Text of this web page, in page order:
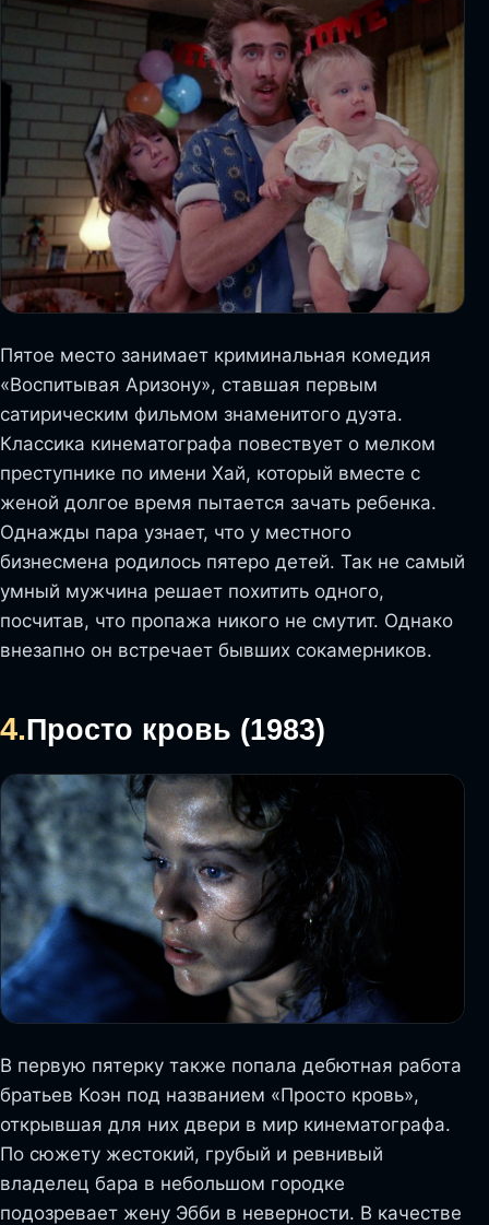
Пятое место занимает криминальная комедия
«Воспитывая Аризону», ставшая первым
сатирическим фильмом знаменитого дуэта.
Классика кинематографа повествует о мелком
преступнике по имени Хай, который вместе с
женой долгое время пытается зачать ребенка.
Однажды пара узнает, что у местного
бизнесмена родилось пятеро детей. Так не самый
умный мужчина решает похитить одного,
посчитав, что пропажа никого не смутит. Однако
внезапно он встречает бывших сокамерников.
4.Просто кровь (1983)
В первую пятерку также попала дебютная работа
братьев Коэн под названием «Просто кровь»,
открывшая для них двери в мир кинематографа.
По сюжету жестокий, грубый и ревнивый
владелец бара в небольшом городке
подозревает жену Эбби в неверности. В качестве